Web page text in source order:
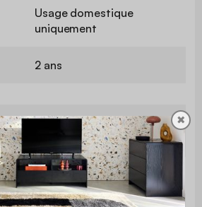
Usage domestique
uniquement
2 ans
Le montage est très simple, une
notice est fournie
Teinté noyer clair
✖